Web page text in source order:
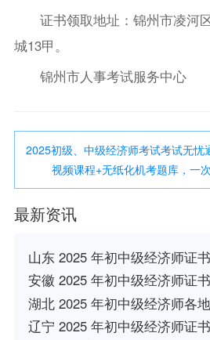
证书领取地址：锦州市凌河
城13甲。
锦州市人事考试服务中心
2025初级、中级经济师考试考试无忧
视频课程+无纸化机考题库，一
最新资讯
山东 2025 年初中级经济师证
安徽 2025 年初中级经济师证
湖北 2025 年初中级经济师各
辽宁 2025 年初中级经济师证